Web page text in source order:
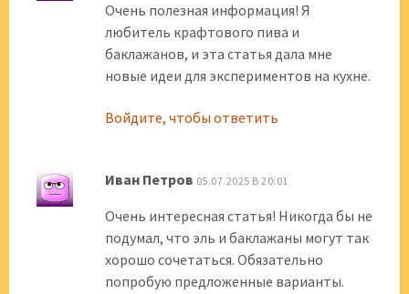
Очень полезная информация! Я
любитель крафтового пива и
баклажанов, и эта статья дала мне
новые идеи для экспериментов на кухне.
Войдите, чтобы ответить
Иван Петров 05.07.2025 В 20:01
Очень интересная статья! Никогда бы не
подумал, что эль и баклажаны могут так
хорошо сочетаться. Обязательно
попробую предложенные варианты.